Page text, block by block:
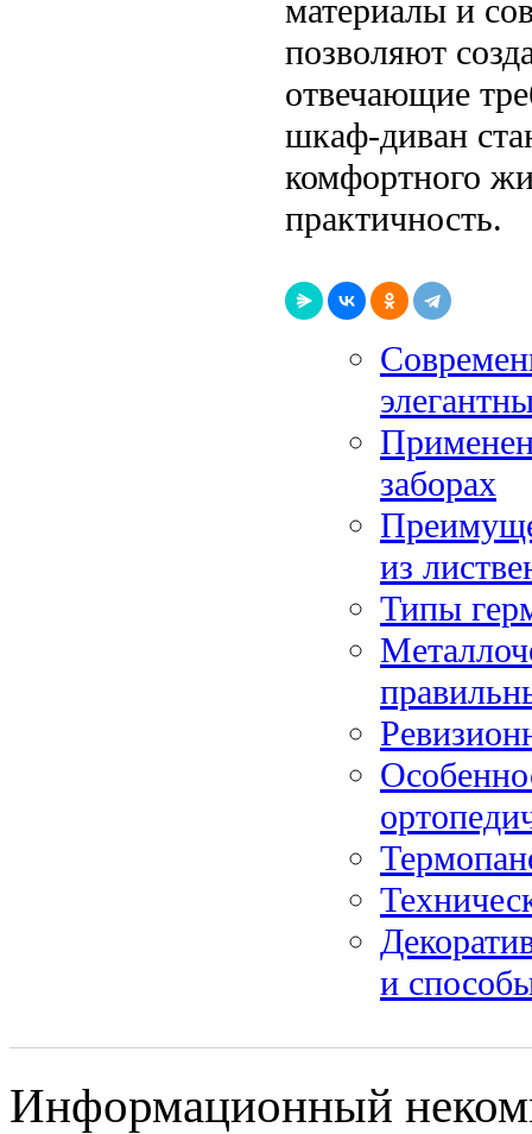
материалы и
позволяют
отвечающие
шкаф-диван
комфортного
практичность.
заборах
из
Типы
и
Информационный